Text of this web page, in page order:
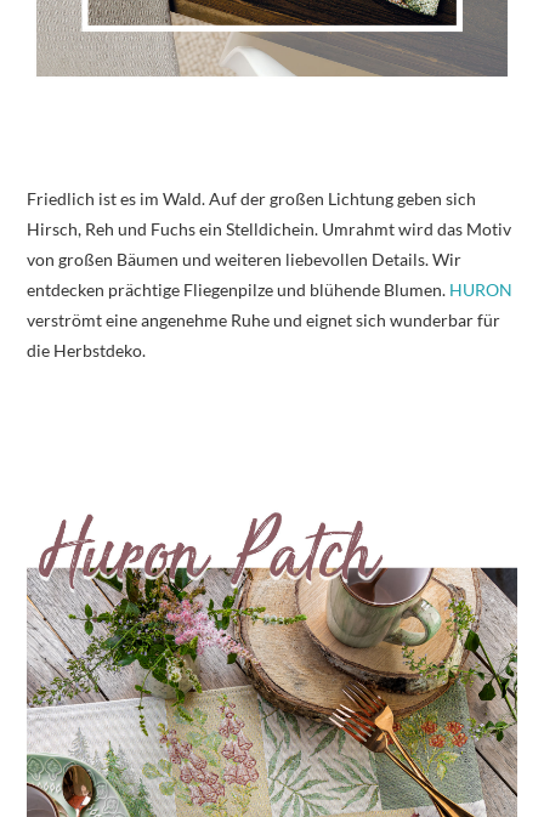
Friedlich ist es im Wald. Auf der großen Lichtung geben sich
Hirsch, Reh und Fuchs ein Stelldichein. Umrahmt wird das Motiv
von großen Bäumen und weiteren liebevollen Details. Wir
entdecken prächtige Fliegenpilze und blühende Blumen. HURON
verströmt eine angenehme Ruhe und eignet sich wunderbar für
die Herbstdeko.